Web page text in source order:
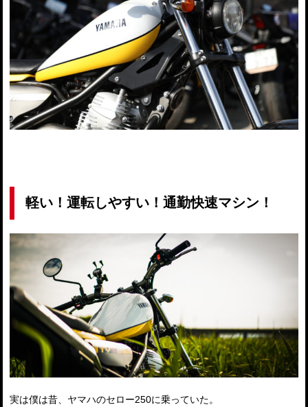
軽い！運転しやすい！通勤快速マシン！
実は僕は昔、ヤマハのセロー250に乗っていた。